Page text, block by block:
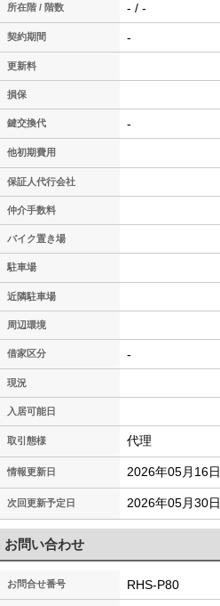
所在階 / 階数 - / -
契約期間 -
更新料
損保
鍵交換代 -
他初期費用
保証人代行会社
仲介手数料
バイク置き場
駐車場
近隣駐車場
周辺環境
借家区分 -
現況
入居可能日
取引態様 代理
情報更新日 2026年05月16日
次回更新予定日 2026年05月30日
お問い合わせ
お問合せ番号 RHS-P80